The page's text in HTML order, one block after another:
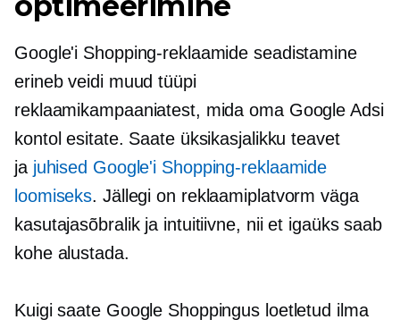
Google'i Shopping-reklaamide seadistamine
erineb veidi muud tüüpi
reklaamikampaaniatest, mida oma Google Adsi
kontol esitate. Saate üksikasjalikku teavet
ja juhised Google'i Shopping-reklaamide
loomiseks. Jällegi on reklaamiplatvorm väga
kasutajasõbralikja intuitiivne, nii et igaüks saab
kohe alustada.
Kuigi saate Google Shoppingus loetletud ilma